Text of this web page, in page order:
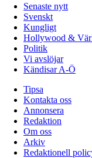
Senaste nytt
Svenskt
Kungligt
Hollywood &
Politik
Vi avslöjar
Kändisar A-Ö
Tipsa
Kontakta oss
Annonsera
Redaktion
Om oss
Arkiv
Redaktionell